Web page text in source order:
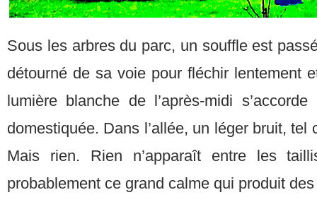
Sous les arbres du parc, un souffle est
détourné de sa voie pour fléchir lentement
lumière blanche de l’après-midi
domestiquée. Dans l’allée, un léger bruit,
Mais rien. Rien n’apparaît entre les
probablement ce grand calme qui produit